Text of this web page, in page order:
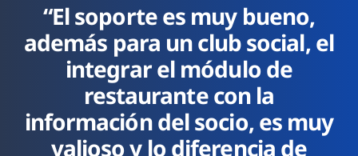
“El soporte es muy bueno,
además para un club social, el
integrar el módulo de
restaurante con la
información del socio, es muy
valioso y lo diferencia de